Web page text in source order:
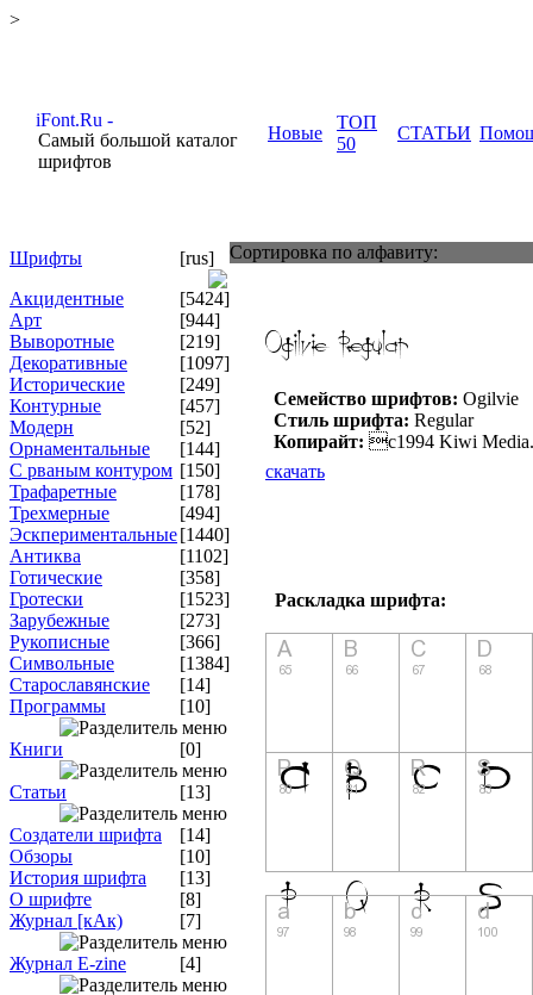
>
Самый большой каталог
шрифтов
Новые
ТОП
50
СТАТЬИ
Шрифты
[rus]
Акцидентные
[5424]
Арт
[944]
Выворотные
[219]
Декоративные
[1097]
Исторические
[249]
Контурные
[457]
Модерн
[52]
Орнаментальные
[144]
С рваным контуром [150]
Трафаретные
[178]
Трехмерные
[494]
Эскпериментальные[1440]
Антиква
[1102]
Готические
[358]
Гротески
[1523]
Зарубежные
[273]
Рукописные
[366]
Символьные
[1384]
Старославянские
[14]
Программы
[10]
Книги [0]
Статьи [13]
Создатели шрифта
[14]
Обзоры
[10]
История шрифта
[13]
О шрифте
[8]
Журнал [кАк)
[7]
Журнал E-zine [4]
Сортировка по алфавиту:
Семейство шрифтов: Ogilvie
Стиль шрифта: Regular
Копирайт: c1994 Kiwi Media.
скачать
Раскладка шрифта: